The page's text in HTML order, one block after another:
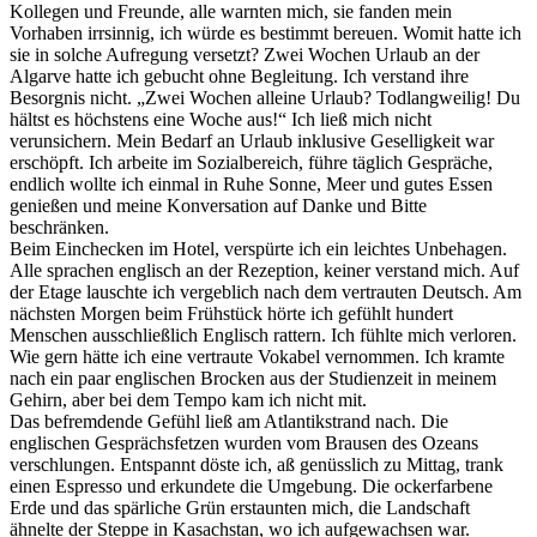
Kollegen und Freunde, alle warnten mich, sie fanden mein
Vorhaben irrsinnig, ich würde es bestimmt bereuen. Womit hatte ich
sie in solche Aufregung versetzt? Zwei Wochen Urlaub an der
Algarve hatte ich gebucht ohne Begleitung. Ich verstand ihre
Besorgnis nicht. „Zwei Wochen alleine Urlaub? Todlangweilig! Du
hältst es höchstens eine Woche aus!“ Ich ließ mich nicht
verunsichern. Mein Bedarf an Urlaub inklusive Geselligkeit war
erschöpft. Ich arbeite im Sozialbereich, führe täglich Gespräche,
endlich wollte ich einmal in Ruhe Sonne, Meer und gutes Essen
genießen und meine Konversation auf Danke und Bitte
beschränken.
Beim Einchecken im Hotel, verspürte ich ein leichtes Unbehagen.
Alle sprachen englisch an der Rezeption, keiner verstand mich. Auf
der Etage lauschte ich vergeblich nach dem vertrauten Deutsch. Am
nächsten Morgen beim Frühstück hörte ich gefühlt hundert
Menschen ausschließlich Englisch rattern. Ich fühlte mich verloren.
Wie gern hätte ich eine vertraute Vokabel vernommen. Ich kramte
nach ein paar englischen Brocken aus der Studienzeit in meinem
Gehirn, aber bei dem Tempo kam ich nicht mit.
Das befremdende Gefühl ließ am Atlantikstrand nach. Die
englischen Gesprächsfetzen wurden vom Brausen des Ozeans
verschlungen. Entspannt döste ich, aß genüsslich zu Mittag, trank
einen Espresso und erkundete die Umgebung. Die ockerfarbene
Erde und das spärliche Grün erstaunten mich, die Landschaft
ähnelte der Steppe in Kasachstan, wo ich aufgewachsen war.